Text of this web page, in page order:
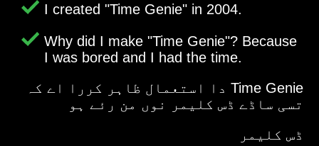
I created Time Genie in 2004.
Why did I make Time Genie ? Because
I was bored and I had the time.
Time Genie دا استعمال ظاہر کررا اے کہ
تسی ساڈے ڈس کلیمر نوں من رئے ہو
ڈس کلیمر